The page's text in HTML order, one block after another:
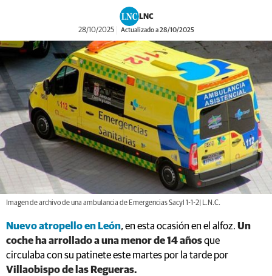
LNC
28/10/2025 Actualizado a 28/10/2025
Imagen de archivo de una ambulancia de Emergencias Sacyl 1-1-2| L.N.C.
Nuevo atropello en León, en esta ocasión en el alfoz. Un
coche ha arrollado a una menor de 14 añosque
circulaba con su patinete este martes por la tarde por
Villaobispo de las Regueras.